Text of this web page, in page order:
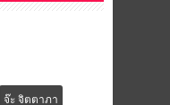
จ๊ะ จิตตาภา